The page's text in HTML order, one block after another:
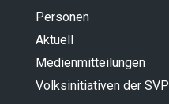
Personen
Aktuell
Medienmitteilungen
Volksinitiativen der SVP